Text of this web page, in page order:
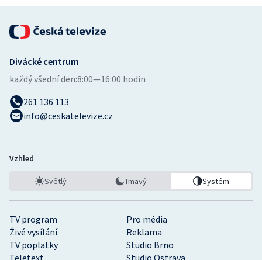
TV program
Pro média
Živé vysílání
Reklama
TV poplatky
Studio Brno
Teletext
Studio Ostrava
Divácké centrum
každý všední den:8:00—16:00 hodin
261 136 113
info@ceskatelevize.cz
Vzhled
Světlý Tmavý Systém